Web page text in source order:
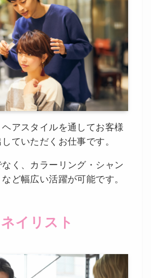
アスタイルを通してお客様
ていただくお仕事です。
く、カラーリング・シャン
ど幅広い活躍が可能です。
ネイリスト